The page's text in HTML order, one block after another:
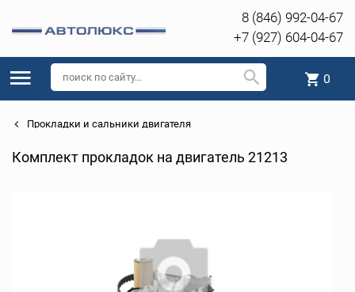
8 (846) 992-04-67
+7 (927) 604-04-67
0
Прокладки и сальники двигателя
Комплект прокладок на двигатель 21213